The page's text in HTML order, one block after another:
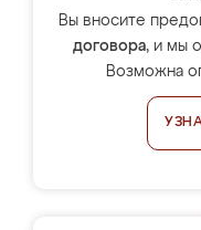
Вы вносите
договора, и мы
Возможна